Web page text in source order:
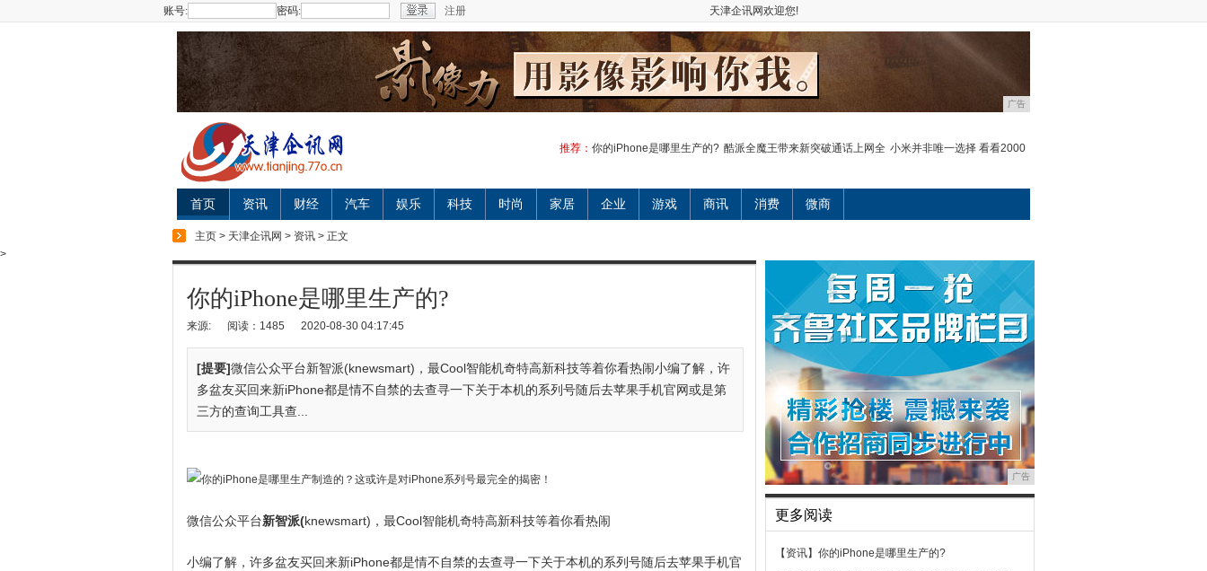
账号: 密码: 注册 天津企讯网欢迎您!
广告
推荐： 你的iPhone是哪里生产的? 酷派全魔王带来新突破通话上网全 小米并非唯一选择 看看2000
首页 资讯 财经 汽车 娱乐 科技 时尚 家居 企业 游戏 商讯 消费 微商
主页 > 天津企讯网 > 资讯 > 正文
>
你的iPhone是哪里生产的?
来源: 阅读：1485 2020-08-30 04:17:45
[提要]微信公众平台新智派(knewsmart)，最Cool智能机奇特高新科技等着你看热闹小编了解，许
多盆友买回来新iPhone都是情不自禁的去查寻一下关于本机的系列号随后去苹果手机官网或是第
三方的查询工具查...
微信公众平台新智派(knewsmart)，最Cool智能机奇特高新科技等着你看热闹
小编了解，许多盆友买回来新iPhone都是情不自禁的去查寻一下关于本机的系列号随后去苹果手机官
广告
更多阅读
【资讯】 你的iPhone是哪里生产的?